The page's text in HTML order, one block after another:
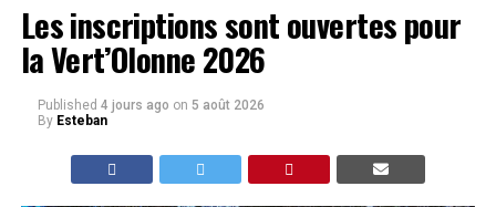
Les inscriptions sont ouvertes pour
la Vert’Olonne 2026
Published 4 jours ago on 5 août 2026
By Esteban